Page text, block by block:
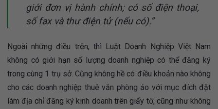
giới đơn vị hành chính; có số điện thoại,
số fax và thư điện tử (nếu có).”
Ngoài những điều trên, thì Luật Doanh Nghiệp Việt Nam
không có giới hạn số lượng doanh nghiệp có thể đăng ký
trong cùng 1 trụ sở. Cũng không hề có điều khoản nào không
cho các doanh nghiệp thuê văn phòng ảo với mục đích đặt
làm địa chỉ đăng ký kinh doanh trên giấy tờ, cũng như không